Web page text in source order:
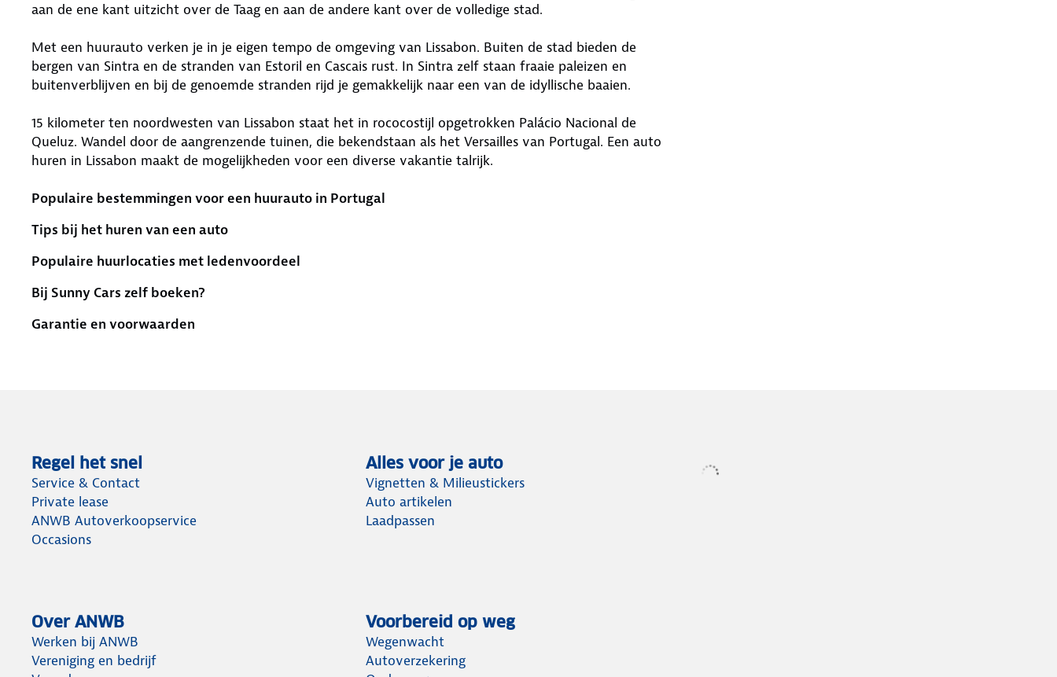
aan de ene kant uitzicht over de Taag en aan de andere kant over de volledige stad.
Met een huurauto verken je in je eigen tempo de omgeving van Lissabon. Buiten de stad bieden de
bergen van Sintra en de stranden van Estoril en Cascais rust. In Sintra zelf staan fraaie paleizen en
buitenverblijven en bij de genoemde stranden rijd je gemakkelijk naar een van de idyllische baaien.
15 kilometer ten noordwesten van Lissabon staat het in rococostijl opgetrokken Palácio Nacional de
Queluz. Wandel door de aangrenzende tuinen, die bekendstaan als het Versailles van Portugal. Een auto
huren in Lissabon maakt de mogelijkheden voor een diverse vakantie talrijk.
Populaire bestemmingen voor een huurauto in Portugal
Tips bij het huren van een auto
Populaire huurlocaties met ledenvoordeel
Bij Sunny Cars zelf boeken?
Garantie en voorwaarden
Regel het snel
Service & Contact
Private lease
ANWB Autoverkoopservice
Occasions
Alles voor je auto
Vignetten & Milieustickers
Auto artikelen
Laadpassen
Over ANWB
Werken bij ANWB
Vereniging en bedrijf
Voorbereid op weg
Wegenwacht
Autoverzekering